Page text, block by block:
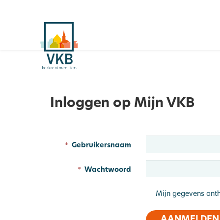
Inloggen op Mijn VKB
Gebruikersnaam
Wachtwoord
Mijn gegevens